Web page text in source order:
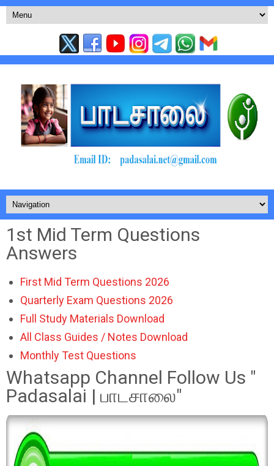
1st Mid Term Questions
Answers
First Mid Term Questions 2026
Quarterly Exam Questions 2026
Full Study Materials Download
All Class Guides / Notes Download
Monthly Test Questions
Whatsapp Channel Follow Us "
Padasalai | பாடசாலை"